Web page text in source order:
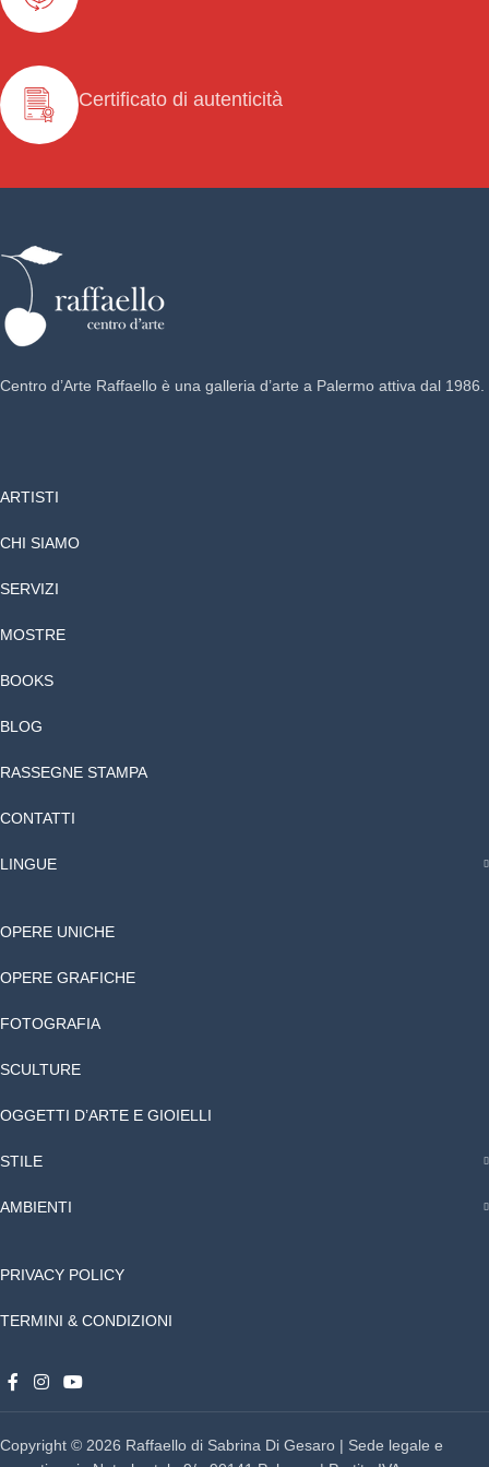
Certificato di autenticità
Centro d’Arte Raffaello è una galleria d’arte a Palermo attiva dal 1986.
ARTISTI
CHI SIAMO
SERVIZI
MOSTRE
BOOKS
BLOG
RASSEGNE STAMPA
CONTATTI
LINGUE
OPERE UNICHE
OPERE GRAFICHE
FOTOGRAFIA
SCULTURE
OGGETTI D’ARTE E GIOIELLI
STILE
AMBIENTI
PRIVACY POLICY
TERMINI & CONDIZIONI
Copyright © 2026 Raffaello di Sabrina Di Gesaro | Sede legale e